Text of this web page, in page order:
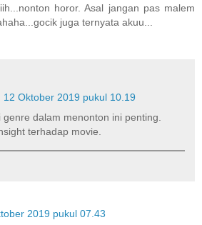
horor. Asal jangan pas malem
juga ternyata akuu...
12 Oktober 2019 pukul 10.19
genre dalam menonton ini penting.
terhadap movie.
2019 pukul 07.43